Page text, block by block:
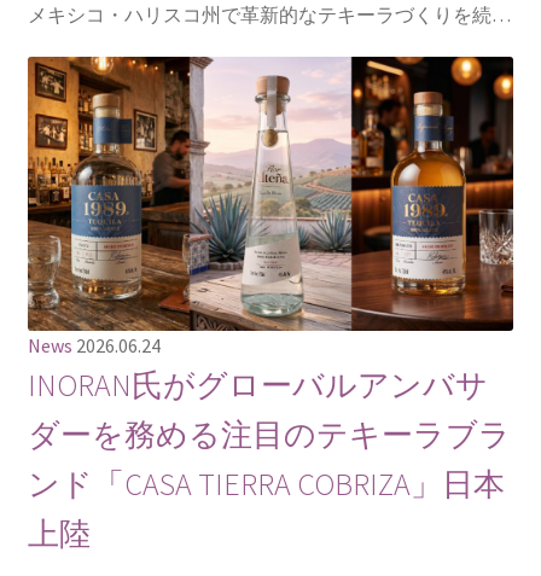
メキシコ・ハリスコ州で革新的なテキーラづくりを続…
News 2026.06.24
INORAN氏がグローバルアンバサ
ダーを務める注目のテキーラブラ
ンド「CASA TIERRA COBRIZA」日本
上陸